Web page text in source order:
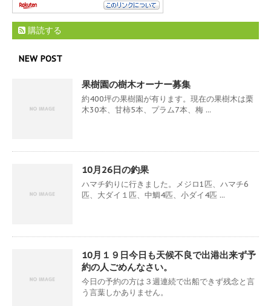
購読する
NEW POST
果樹園の樹木オーナー募集
約400坪の果樹園が有ります。現在の果樹木は栗
木30本、甘柿5本、プラム7本、梅 ...
10月26日の釣果
ハマチ釣りに行きました。メジロ1匹、ハマチ6
匹、大ダイ１匹、中鯛4匹、小ダイ4匹 ...
10月１９日今日も天候不良で出港出来ず予
約の人ごめんなさい。
今日の予約の方は３週連続で出船できず残念と言
う言葉しかありません。